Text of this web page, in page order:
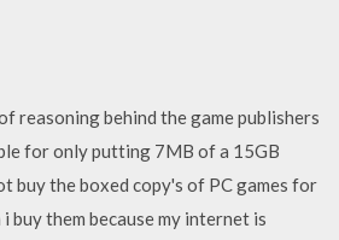
reasoning behind the game publishers
for only putting 7MB of a 15GB
buy the boxed copy's of PC games for
buy them because my internet is